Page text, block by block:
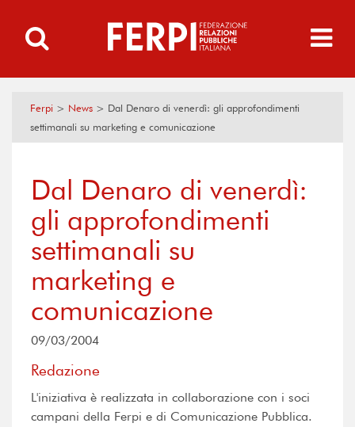
Ferpi > News > Dal Denaro di venerdì: gli approfondimenti
settimanali su marketing e comunicazione
Dal Denaro di venerdì:
gli approfondimenti
settimanali su
marketing e
comunicazione
09/03/2004
Redazione
L'iniziativa è realizzata in collaborazione con i soci
campani della Ferpi e di Comunicazione Pubblica.